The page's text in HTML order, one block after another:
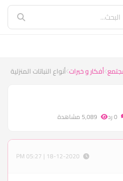
أفكار و خبرات أنواع النباتات المنزلية